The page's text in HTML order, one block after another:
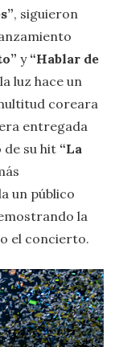
, siguieron
y “Hablar de
luz hace un
coreara
entregada
su hit “La
un público
la
el concierto.